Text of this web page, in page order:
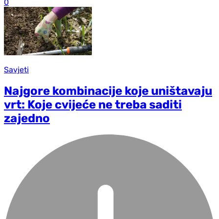
0
Savjeti
Najgore kombinacije koje uništavaju
vrt: Koje cvijeće ne treba saditi
zajedno